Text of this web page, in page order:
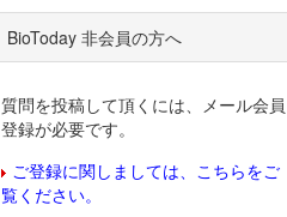
BioToday 非会員の方へ
質問を投稿して頂くには、メール会員
登録が必要です。
ご登録に関しましては、こちらをご
覧ください。